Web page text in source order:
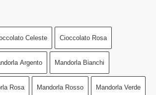
Celeste Cioccolato Rosa
Argento Mandorla Bianchi
Rosa Mandorla Rosso Mandorla Verde